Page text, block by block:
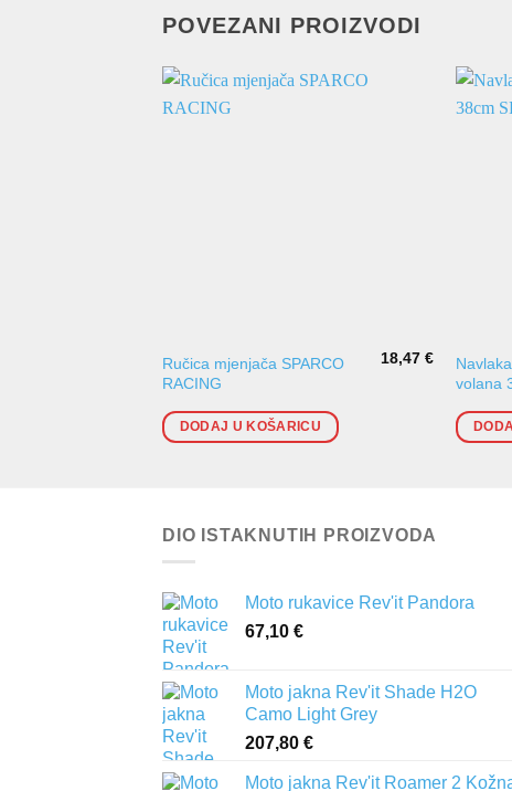
POVEZANI PROIZVODI
Ručica mjenjača SPARCO
RACING
18,47€
DODAJ U KOŠARICU
volana
DIO ISTAKNUTIH PROIZVODA
Moto rukavice Rev'it Pandora
67,10 €
Moto jakna Rev'it Shade H2O
Camo Light Grey
207,80 €
Moto jakna Rev'it Roamer 2